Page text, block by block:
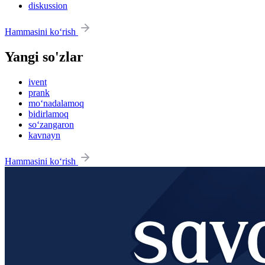
diskussion
Hammasini ko‘rish
Yangi so'zlar
ivent
prank
mo‘nadalamoq
bidirlamoq
so‘zangaron
kavnayn
Hammasini ko‘rish